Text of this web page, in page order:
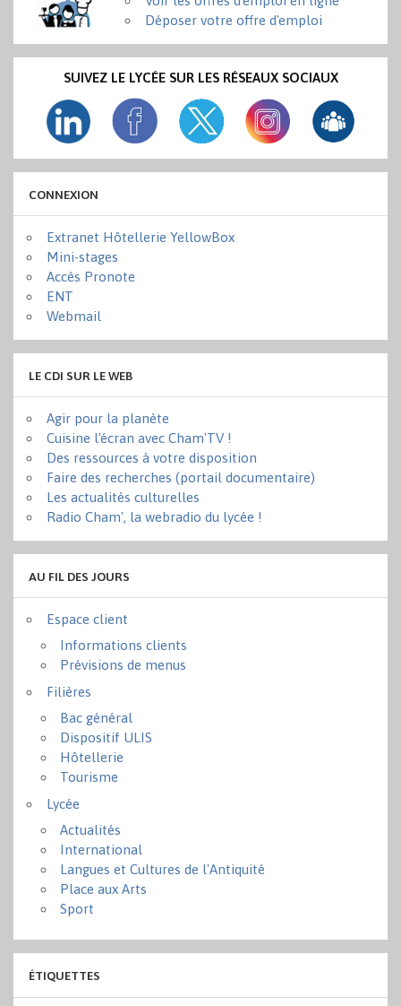
Déposer votre offre d'emploi
SUIVEZ LE LYCÉE SUR LES RÉSEAUX SOCIAUX
CONNEXION
Extranet Hôtellerie YellowBox
Mini-stages
Accès Pronote
ENT
Webmail
LE CDI SUR LE WEB
Agir pour la planète
Cuisine l'écran avec Cham'TV !
Des ressources à votre disposition
Faire des recherches (portail documentaire)
Les actualités culturelles
Radio Cham', la webradio du lycée !
AU FIL DES JOURS
Espace client
Informations clients
Prévisions de menus
Filières
Bac général
Dispositif ULIS
Hôtellerie
Tourisme
Lycée
Actualités
International
Langues et Cultures de l'Antiquité
Place aux Arts
Sport
ÉTIQUETTES